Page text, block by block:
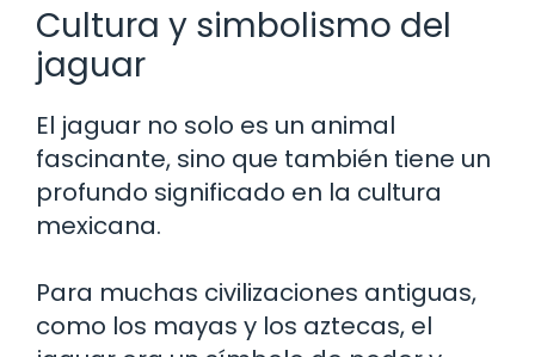
Cultura y simbolismo del
jaguar
El jaguar no solo es un animal
fascinante, sino que también tiene un
profundo significado en la cultura
mexicana.
Para muchas civilizaciones antiguas,
como los mayas y los aztecas, el